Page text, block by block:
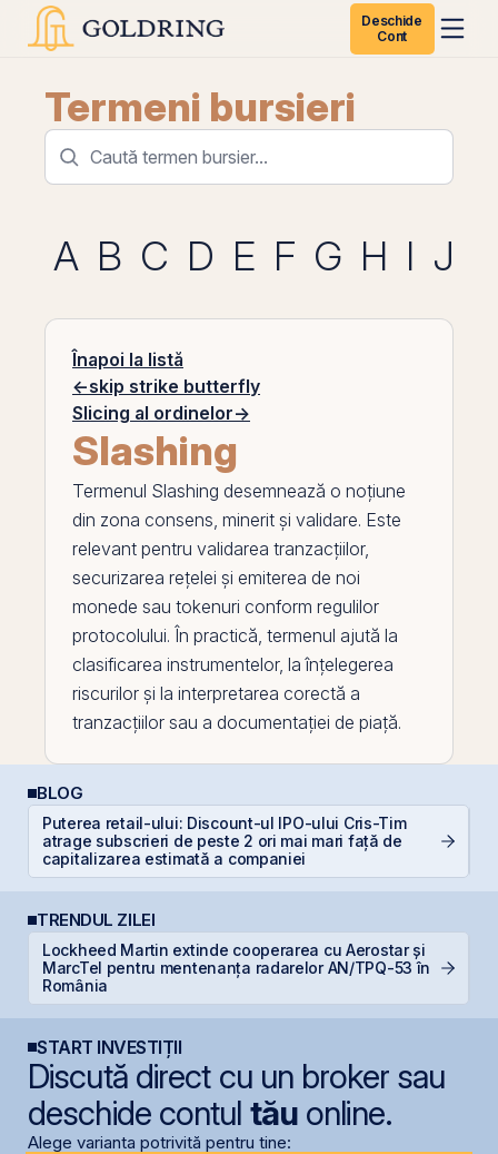
Deschide
Cont
Termeni bursieri
A B C D E F G H I J
Înapoi la listă
←skip strike butterfly
Slicing al ordinelor→
Slashing
Termenul Slashing desemnează o noțiune
din zona consens, minerit și validare. Este
relevant pentru validarea tranzacțiilor,
securizarea rețelei și emiterea de noi
monede sau tokenuri conform regulilor
protocolului. În practică, termenul ajută la
clasificarea instrumentelor, la înțelegerea
riscurilor și la interpretarea corectă a
tranzacțiilor sau a documentației de piață.
BLOG
Puterea retail-ului: Discount-ul IPO-ului Cris-Tim
atrage subscrieri de peste 2 ori mai mari față de
capitalizarea estimată a companiei
TRENDUL ZILEI
Lockheed Martin extinde cooperarea cu Aerostar și
MarcTel pentru mentenanța radarelor AN/TPQ-53 în
România
START INVESTIȚII
Discută direct cu un broker sau
deschide contul tăuonline.
Alege varianta potrivită pentru tine: